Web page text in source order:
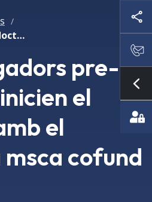
/
10 investigadors pre-doctorals inicien el doctorat amb el programa msca cofund doc-fam
pre-
el
el
cofund